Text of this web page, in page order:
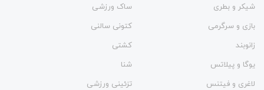
شیکر و بطری
ساک ورزشی
بازی و سرگرمی
کتونی سالنی
زانوبند
کشتی
یوگا و پیلاتس
شنا
لاغری و فیتنس
تزئینی ورزشی